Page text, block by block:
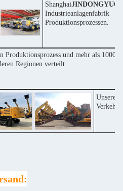
ShanghaiJINDONGYU
Produktionsprozessen.
Produktionsprozess und mehr als 1000
Regionen verteilt
Unsere